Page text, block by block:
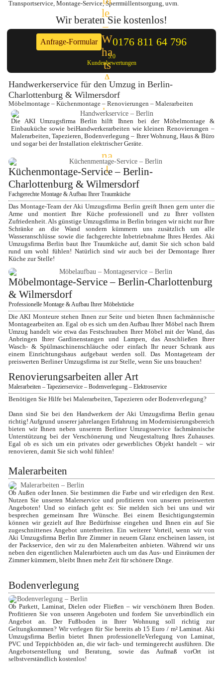
Transportservice, Montage-Service, Sperrmüllentsorgung, uvm.
Wir beraten Sie kostenlos!
Anfrage-Formular 0176 811 64 796
5.0
Kundenbewertungen
Handwerkerservice für den Umzug in Berlin-
Charlottenburg & Wilmersdorf
Möbelmontage – Küchenmontage – Renovierungen – Malerarbeiten
Die AKI Umzugsfirma Berlin hilft Ihnen bei der Möbelmontage &
Einbauküche sowie beiHandwerkerarbeiten wie kleinen Renovierungen –
Malerarbeiten, Tapezieren, Bodenverlegung – Ihrer Wohnung, Haus & Büro
und sogar bei der Installation elektrischer Geräte.
Küchenmontage-Service – Berlin-
Charlottenburg & Wilmersdorf
Fachgerechte Montage & Aufbau Ihrer Traumküche
Das Montage-Team der Aki Umzugsfirma Berlin greift Ihnen gern unter die
Arme und montiert Ihre Küche professionell und zu Ihrer vollsten
Zufriedenheit. Als günstige Umzugsfirma in Berlin bringen wir nicht nur Ihre
Schränke an die Wand sondern kümmern uns zusätzlich um alle
Wasseranschlüsse sowie die fachgerechte Inbetriebnahme Ihres Herdes. Aki
Umzugsfirma Berlin baut Ihre Traumküche auf, damit Sie sich schon bald
rund um wohl fühlen! Natürlich sind wir auch bei der Demontage Ihrer
Küche zur Stelle!
Möbelmontage-Service – Berlin-Charlottenburg
& Wilmersdorf
Professionelle Montage & Aufbau Ihrer Möbelstücke
Die AKI Monteure stehen Ihnen zur Seite und bieten Ihnen fachmännische
Montagearbeiten an. Egal ob es sich um den Aufbau Ihrer Möbel nach Ihrem
Umzug handelt wie etwa das Festschrauben Ihrer Möbel mit der Wand, das
Anbringen Ihrer Gardinenstangen und Lampen, das Anschließen Ihrer
Wasch- & Spülmaschinenschläuche oder einfach Ihr neuer Schrank aus
einem Einrichtungshaus aufgebaut werden soll. Das Montageteam der
preiswerten Berliner Umzugsfirma ist zur Stelle, wenn Sie uns brauchen!
Renovierungsarbeiten aller Art
Malerarbeiten – Tapezierservice – Bodenverlegung – Elektroservice
Benötigen Sie Hilfe bei Malerarbeiten, Tapezieren oder Bodenverlegung?
Dann sind Sie bei den Handwerkern der Aki Umzugsfirma Berlin genau
richtig! Aufgrund unserer jahrelangen Erfahrung im Modernisierungsbereich
bieten wir Ihnen neben unserem Berliner Umzugsservice fachmännische
Unterstützung bei der Verschönerung und Neugestaltung Ihres Zuhauses.
Egal ob es sich um ein privates oder gewerbliches Objekt handelt – wir
renovieren, damit Sie sich wohl fühlen!
Malerarbeiten
Ob Außen oder Innen. Sie bestimmen die Farbe und wir erledigen den Rest.
Nutzen Sie unseren Malerservice und profitieren von unseren preiswerten
Angeboten! Und so einfach geht es: Sie melden sich bei uns und wir
besprechen gemeinsam Ihre Wünsche. Bei einem Besichtigungstermin
können wir gezielt auf Ihre Bedürfnisse eingehen und Ihnen ein auf Sie
zugeschnittenes Angebot unterbreiten. Ein weiterer Vorteil, wenn wir von
Aki Umzugsfirma Berlin Ihre Zimmer in neuem Glanz erscheinen lassen, ist
der Packservice, den wir zu den Malerarbeiten anbieten. Während wir uns
neben den eigentlichen Malerarbieten auch um das Aus- und Einräumen der
Zimmer kümmern, bleibt Ihnen mehr Zeit für schönere Dinge.
Bodenverlegung
Ob Parkett, Laminat, Dielen oder Fließen – wir verschönern Ihren Boden.
Profitieren Sie von unseren Angeboten und fordern Sie unverbindlich ein
Angebot an. Der Fußboden in Ihrer Wohnung soll richtig zur
Geltungkommen? Wir verlegen für Sie bereits ab 15 Euro / m² Laminat. Aki
Umzugsfirma Berlin bietet Ihnen professionelleVerlegung von Laminat,
PVC und Teppichböden an, die wir fach- und termingerecht ausführen. Die
Angebotserstellung und Beratung, sowie das Aufmaß vorOrt ist
selbstverständlich kostenlos!